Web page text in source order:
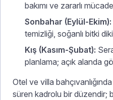
bakımı ve zararlı
Sonbahar (Eylül-Ekim):
temizliği, soğanlı bitki
Kış (Kasım-Şubat):
planlama; açık alanda
Otel ve villa
süren kadrolu bir düzendir;